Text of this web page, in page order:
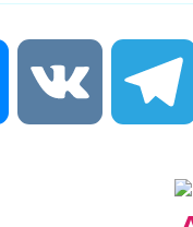
Messenger VK